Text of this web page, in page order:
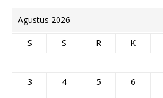
Agustus 2026
S S R K
3
4 5 6